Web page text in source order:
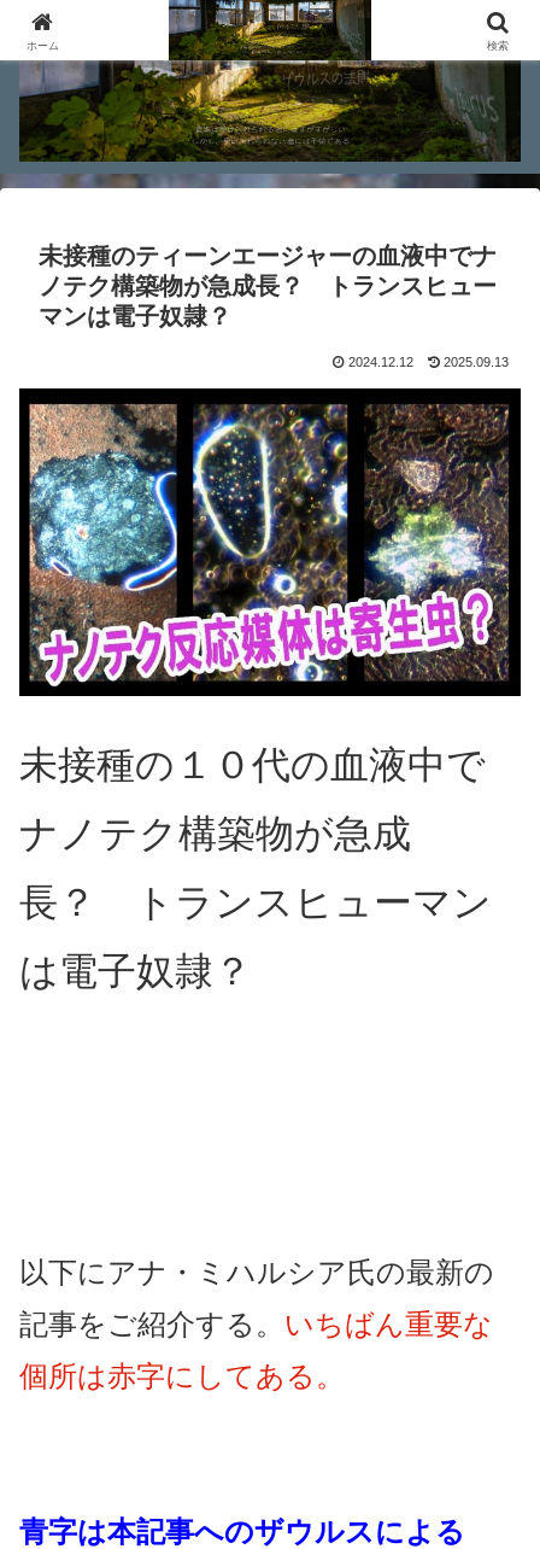
未接種のティーンエージャーの血液中でナ
ノテク構築物が急成長？ トランスヒュー
マンは電子奴隷？
2024.12.12 2025.09.13
未接種の１０代の血液中で
ナノテク構築物が急成
長？ トランスヒューマン
は電子奴隷？
以下にアナ・ミハルシア氏の最新の
記事をご紹介する。 いちばん重要な
個所は赤字にしてある。
青字は本記事へのザウルスによる
ホーム 検索